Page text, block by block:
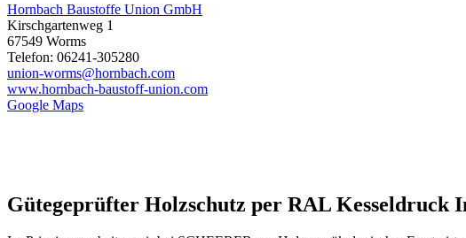
Hornbach Baustoffe Union GmbH
Kirschgartenweg 1
67549 Worms
Telefon: 06241-305280
union-worms@hornbach.com
www.hornbach-baustoff-union.com
Google Maps
Gütegeprüfter Holzschutz per RAL Kesseldruck